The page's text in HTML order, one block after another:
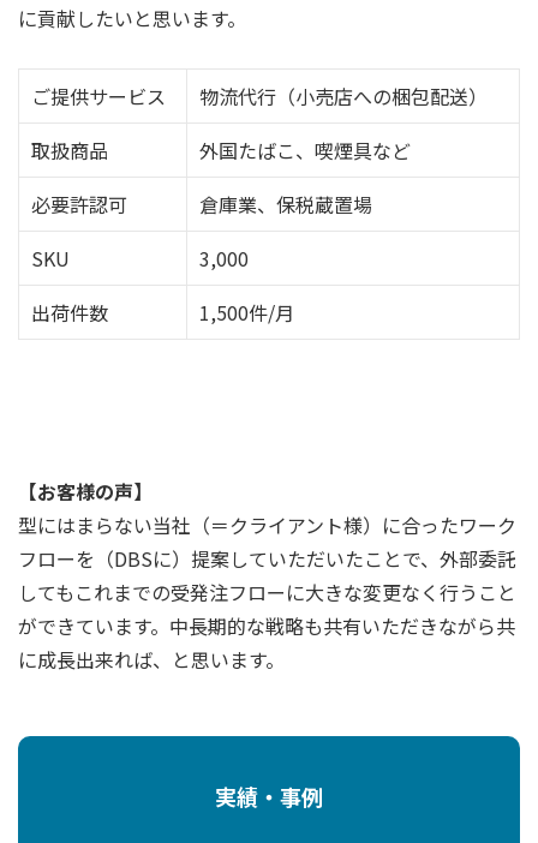
に貢献したいと思います。
ご提供サービス
物流代行（小売店への梱包配送）
取扱商品
外国たばこ、喫煙具など
必要許認可
倉庫業、保税蔵置場
SKU
3,000
出荷件数
1,500件/月
【お客様の声】
型にはまらない当社（＝クライアント様）に合ったワーク
フローを（DBSに）提案していただいたことで、外部委託
してもこれまでの受発注フローに大きな変更なく行うこと
ができています。中長期的な戦略も共有いただきながら共
に成長出来れば、と思います。
実績・事例